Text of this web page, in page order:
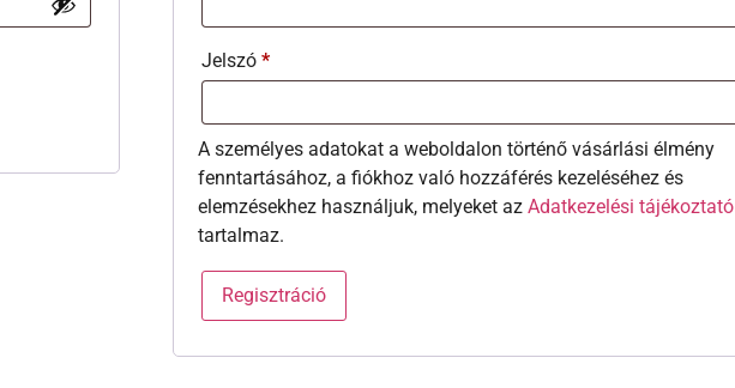
Jelszó*
A személyes adatokat a weboldalon történő vásárlási élmény
fenntartásához, a fiókhoz való hozzáférés kezeléséhez és
elemzésekhez használjuk, melyeket azAdatkezelési tájékoztató
tartalmaz.
Regisztráció